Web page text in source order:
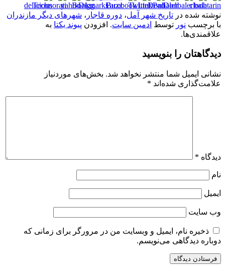
نوشته شده در تاریخ شهر آمل، دوره قاجار ، شهرهای دیگر مازندران
با برچسب نور توسط ادمین سایت. افزودن پیوند یکتا به
علاقمندی‌ها.
دیدگاهتان را بنویسید
نشانی ایمیل شما منتشر نخواهد شد. بخش‌های موردنیاز
علامت‌گذاری شده‌اند *
دیدگاه *
نام
ایمیل
وب‌ سایت
ذخیره نام، ایمیل و وبسایت من در مرورگر برای زمانی که
دوباره دیدگاهی می‌نویسم.